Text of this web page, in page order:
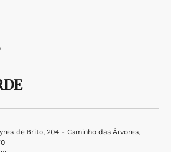
de Brito, 204 - Caminho das Árvores,